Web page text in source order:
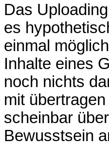
Das
es
einmal
Inhalte eines
noch nichts
mit
scheinbar
Bewusstsein